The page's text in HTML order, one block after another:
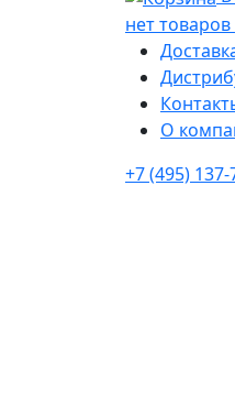
нет товаров
О
+7 (495) 137-